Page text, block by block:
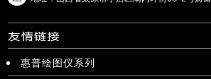
惠普绘图仪系列